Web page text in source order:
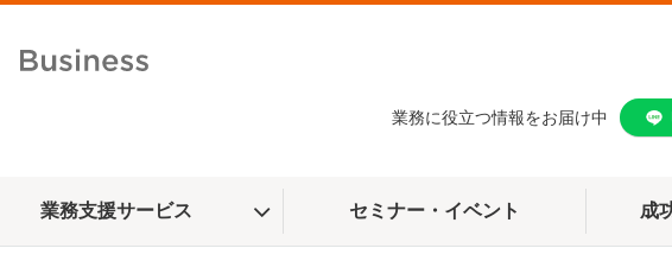
業務に役立つ情報をお届け中
業務支援サービス セミナー・イベント 成